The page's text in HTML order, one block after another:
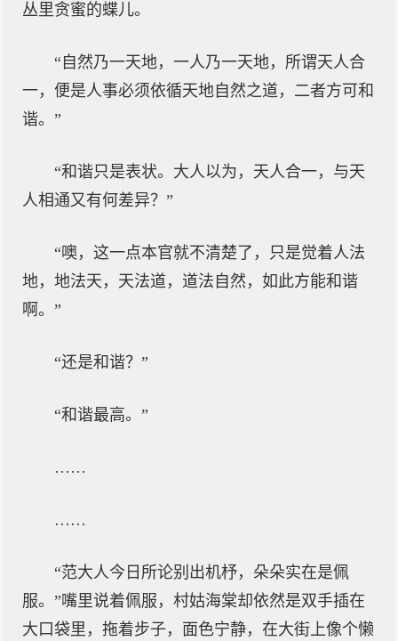
丛里贪蜜的蝶儿。
“自然乃一天地，一人乃一天地，所谓天人合
一，便是人事必须依循天地自然之道，二者方可和
谐。”
“和谐只是表状。大人以为，天人合一，与天
人相通又有何差异？”
“噢，这一点本官就不清楚了，只是觉着人法
地，地法天，天法道，道法自然，如此方能和谐
啊。”
“还是和谐？”
“和谐最高。”
……
……
“范大人今日所论别出机杼，朵朵实在是佩
服。”嘴里说着佩服，村姑海棠却依然是双手插在
大口袋里，拖着步子，面色宁静，在大街上像个懒